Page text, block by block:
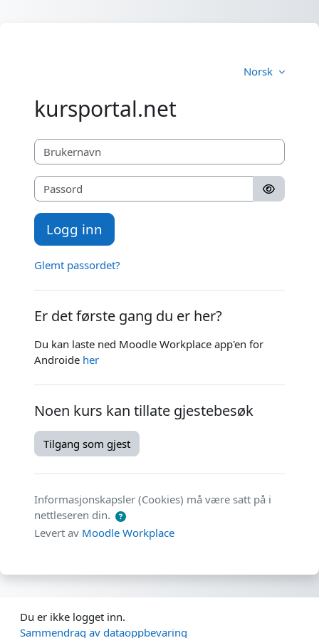
Norsk
kursportal.net
Brukernavn
Passord
Logg inn
Glemt passordet?
Er det første gang du er her?
Du kan laste ned Moodle Workplace app'en for
Androide her
Noen kurs kan tillate gjestebesøk
Tilgang som gjest
Informasjonskapsler (Cookies) må være satt på i
nettleseren din.
Levert av Moodle Workplace
Du er ikke logget inn.
Sammendrag av dataoppbevaring